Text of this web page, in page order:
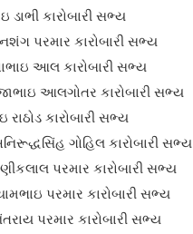
કારોબારી સભ્ય
પરમાર કારોબારી સભ્ય
આલ કારોબારી સભ્ય
આલગોતર કારોબારી સભ્ય
કારોબારી સભ્ય
ગોહિલ કારોબારી સભ્ય
પરમાર કારોબારી સભ્ય
પરમાર કારોબારી સભ્ય
પરમાર કારોબારી સભ્ય